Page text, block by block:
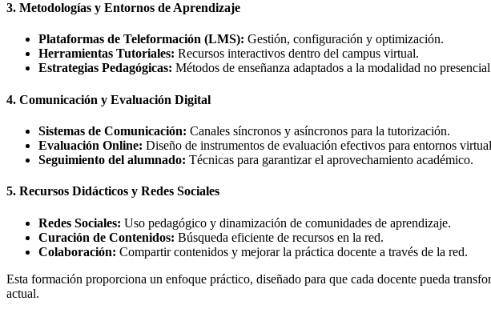
3. Metodologías y Entornos de Aprendizaje
Plataformas de Teleformación (LMS): Gestión, configuración y optimización.
Herramientas Tutoriales: Recursos interactivos dentro del campus virtual.
Estrategias Pedagógicas: Métodos de enseñanza adaptados a la modalidad no
4. Comunicación y Evaluación Digital
Sistemas de Comunicación: Canales síncronos y asíncronos para la tutorización.
Evaluación Online: Diseño de instrumentos de evaluación efectivos para entornos
Seguimiento del alumnado: Técnicas para garantizar el aprovechamiento académico.
5. Recursos Didácticos y Redes Sociales
Redes Sociales: Uso pedagógico y dinamización de comunidades de aprendizaje.
Curación de Contenidos: Búsqueda eficiente de recursos en la red.
Colaboración: Compartir contenidos y mejorar la práctica docente a través de la red.
Esta formación proporciona un enfoque práctico, diseñado para que cada docente pueda
actual.